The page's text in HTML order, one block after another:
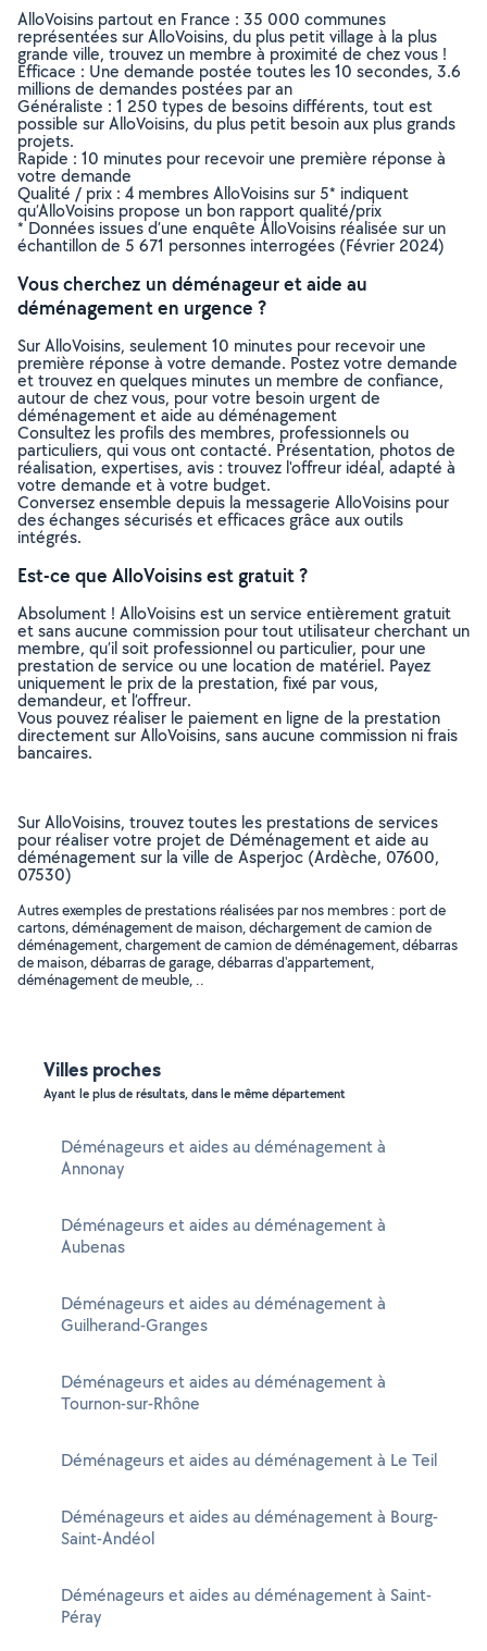
AlloVoisins partout en France : 35 000 communes
représentées sur AlloVoisins, du plus petit village à la plus
grande ville, trouvez un membre à proximité de chez vous !
Efficace : Une demande postée toutes les 10 secondes, 3.6
millions de demandes postées par an
Généraliste : 1 250 types de besoins différents, tout est
possible sur AlloVoisins, du plus petit besoin aux plus grands
projets.
Rapide : 10 minutes pour recevoir une première réponse à
votre demande
Qualité / prix : 4 membres AlloVoisins sur 5* indiquent
qu’AlloVoisins propose un bon rapport qualité/prix
* Données issues d’une enquête AlloVoisins réalisée sur un
échantillon de 5 671 personnes interrogées (Février 2024)
Vous cherchez un déménageur et aide au
déménagement en urgence ?
Sur AlloVoisins, seulement 10 minutes pour recevoir une
première réponse à votre demande. Postez votre demande
et trouvez en quelques minutes un membre de confiance,
autour de chez vous, pour votre besoin urgent de
déménagement et aide au déménagement
Consultez les profils des membres, professionnels ou
particuliers, qui vous ont contacté. Présentation, photos de
réalisation, expertises, avis : trouvez l'offreur idéal, adapté à
votre demande et à votre budget.
Conversez ensemble depuis la messagerie AlloVoisins pour
des échanges sécurisés et efficaces grâce aux outils
intégrés.
Est-ce que AlloVoisins est gratuit ?
Absolument ! AlloVoisins est un service entièrement gratuit
et sans aucune commission pour tout utilisateur cherchant un
membre, qu’il soit professionnel ou particulier, pour une
prestation de service ou une location de matériel. Payez
uniquement le prix de la prestation, fixé par vous,
demandeur, et l’offreur.
Vous pouvez réaliser le paiement en ligne de la prestation
directement sur AlloVoisins, sans aucune commission ni frais
bancaires.
Sur AlloVoisins, trouvez toutes les prestations de services
pour réaliser votre projet de Déménagement et aide au
déménagement sur la ville de Asperjoc (Ardèche, 07600,
07530)
Autres exemples de prestations réalisées par nos membres : port de
cartons, déménagement de maison, déchargement de camion de
déménagement, chargement de camion de déménagement, débarras
de maison, débarras de garage, débarras d'appartement,
déménagement de meuble, ..
Villes proches
Ayant le plus de résultats, dans le même département
Déménageurs et aides au déménagement à
Annonay
Déménageurs et aides au déménagement à
Aubenas
Déménageurs et aides au déménagement à
Guilherand-Granges
Déménageurs et aides au déménagement à
Tournon-sur-Rhône
Déménageurs et aides au déménagement à Le Teil
Déménageurs et aides au déménagement à Bourg-
Saint-Andéol
Déménageurs et aides au déménagement à Saint-
Péray